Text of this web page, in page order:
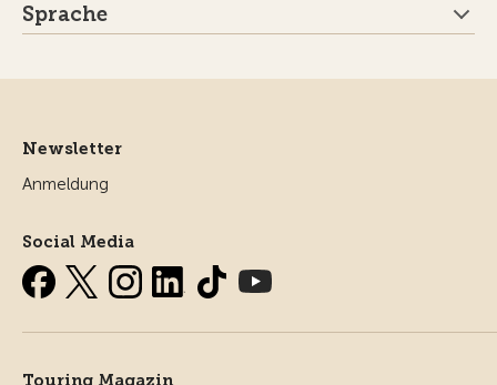
Sprache
Newsletter
Anmeldung
Social Media